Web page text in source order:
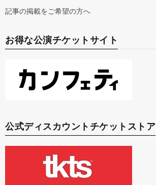
記事の掲載をご希望の方へ
お得な公演チケットサイト
公式ディスカウントチケットストア